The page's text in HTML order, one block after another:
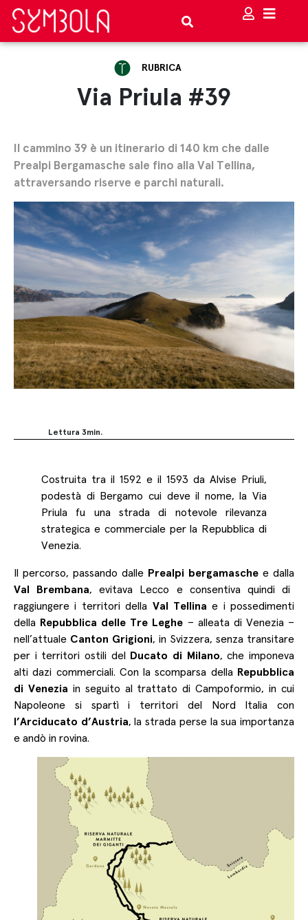
RUBRICA
Via Priula #39
Il cammino 39 è un itinerario di 140 km che dalle
Prealpi Bergamasche sale fino alla Val Tellina,
attraversando riserve e parchi naturali.
Lettura 3min.
Costruita tra il 1592 e il 1593 da Alvise Priuli,
podestà di Bergamo cui deve il nome, la Via
Priula fu una strada di notevole rilevanza
strategica e commerciale per la Repubblica di
Venezia.
Il percorso, passando dalle Prealpi bergamasche e dalla
Val Brembana, evitava Lecco e consentiva quindi di
raggiungere i territori della Val Tellina e i possedimenti
della
Repubblica delle Tre Leghe – alleata di Venezia –
nell’attuale Canton Grigioni, in Svizzera, senza transitare
per i territori ostili del
Ducato di Milano, che imponeva
alti dazi commerciali. Con la scomparsa della
Repubblica
di Venezia in seguito al trattato di Campoformio, in cui
Napoleone si spartì i territori del Nord Italia con
l’Arciducato d’Austria, la strada perse la sua importanza
e andò in rovina.